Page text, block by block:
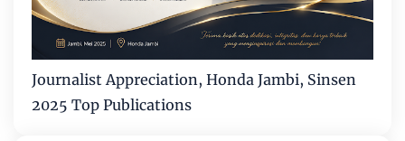
Journalist Appreciation, Honda Jambi, Sinsen
2025 Top Publications